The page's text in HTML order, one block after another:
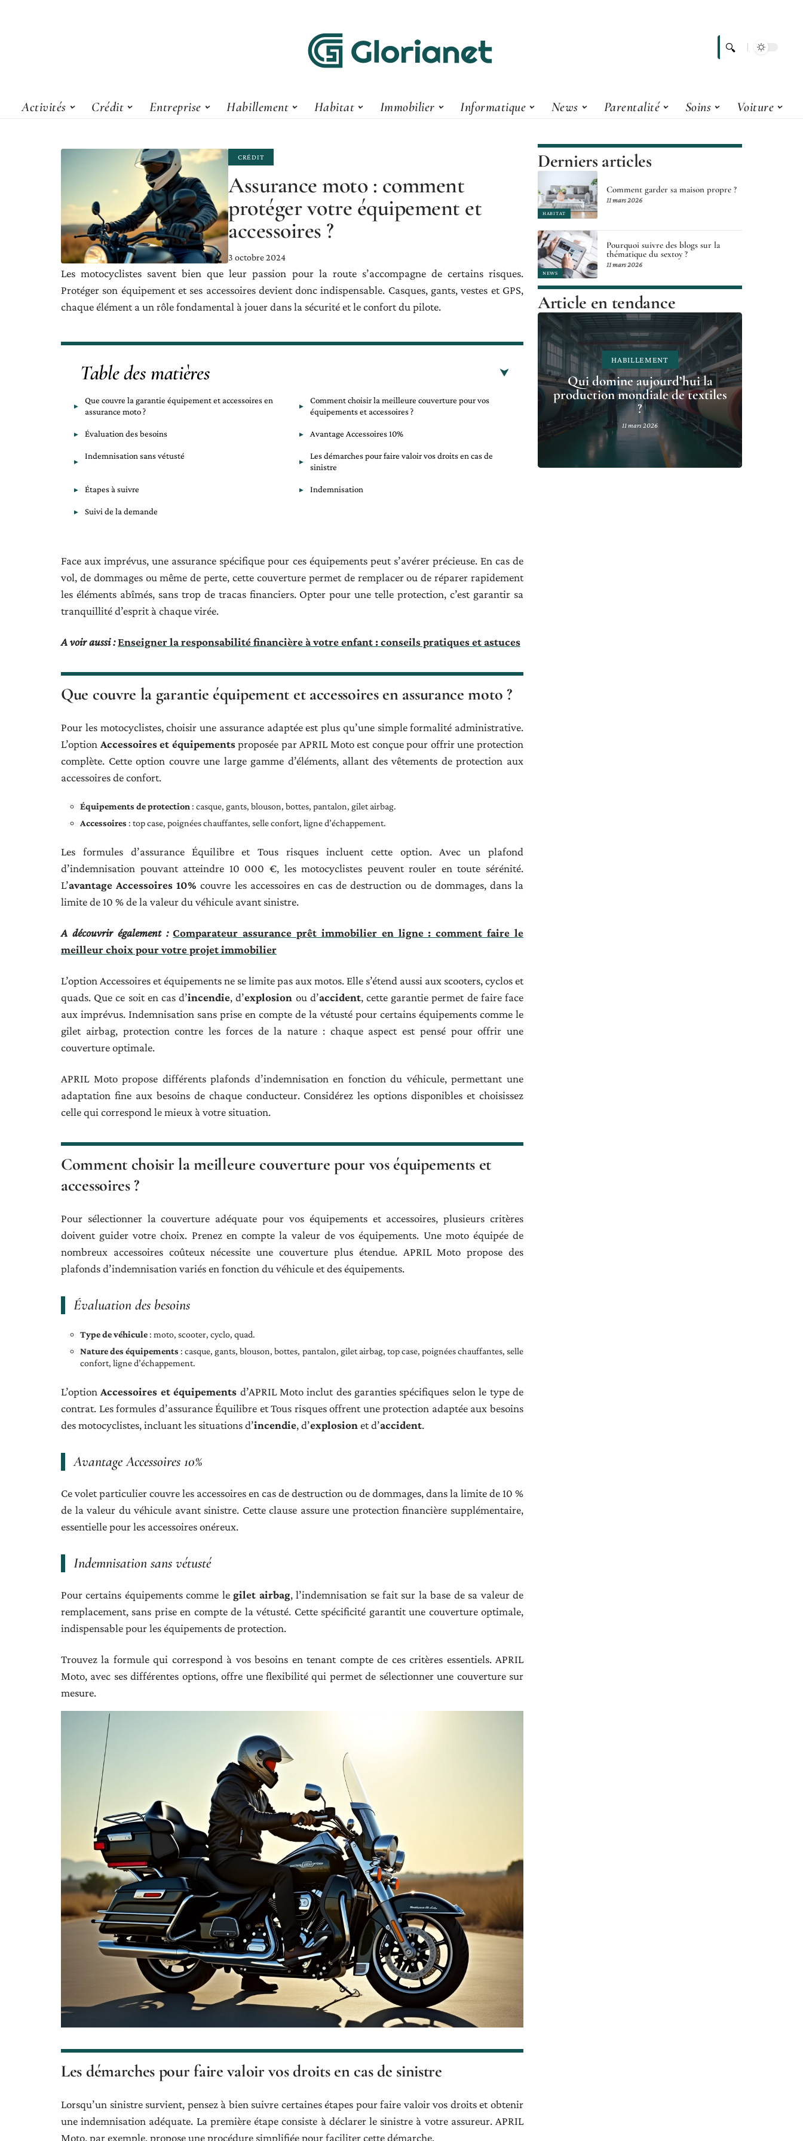
Activités Crédit Entreprise Habillement Habitat Immobilier Informatique News Parentalité Soins Voiture
CRÉDIT
Assurance moto : comment
protéger votre équipement et
accessoires ?
3 octobre 2024
Les motocyclistes savent bien que leur passion pour la route s’accompagne de certains risques.
Protéger son équipement et ses accessoires devient donc indispensable. Casques, gants, vestes et GPS,
chaque élément a un rôle fondamental à jouer dans la sécurité et le confort du pilote.
Table des matières
Que couvre la garantie équipement et accessoires en
assurance moto ?
Comment choisir la meilleure couverture pour vos
équipements et accessoires ?
Évaluation des besoins Avantage Accessoires 10%
Indemnisation sans vétusté
Les démarches pour faire valoir vos droits en cas de
sinistre
Étapes à suivre Indemnisation
Suivi de la demande
Face aux imprévus, une assurance spécifique pour ces équipements peut s’avérer précieuse. En cas de
vol, de dommages ou même de perte, cette couverture permet de remplacer ou de réparer rapidement
les éléments abîmés, sans trop de tracas financiers. Opter pour une telle protection, c’est garantir sa
tranquillité d’esprit à chaque virée.
A voir aussi :Enseigner la responsabilité financière à votre enfant : conseils pratiques et astuces
Que couvre la garantie équipement et accessoires en assurance moto ?
Pour les motocyclistes, choisir une assurance adaptée est plus qu’une simple formalité administrative.
L’option Accessoires et équipementsproposée par APRIL Moto est conçue pour offrir une protection
complète. Cette option couvre une large gamme d’éléments, allant des vêtements de protection aux
accessoires de confort.
Équipements de protection : casque, gants, blouson, bottes, pantalon, gilet airbag.
Accessoires : top case, poignées chauffantes, selle confort, ligne d’échappement.
Les formules d’assurance Équilibre et Tous risques incluent cette option. Avec un plafond
d’indemnisation pouvant atteindre 10 000 €, les motocyclistes peuvent rouler en toute sérénité.
L’avantage Accessoires 10% couvre les accessoires en cas de destruction ou de dommages, dans la
limite de 10 % de la valeur du véhicule avant sinistre.
A découvrir également : Comparateur assurance prêt immobilier en ligne : comment faire le
meilleur choix pour votre projet immobilier
L’option Accessoires et équipements ne se limite pas aux motos. Elle s’étend aussi aux scooters, cyclos et
quads. Que ce soit en cas d’incendie, d’explosion ou d’accident, cette garantie permet de faire face
aux imprévus. Indemnisation sans prise en compte de la vétusté pour certains équipements comme le
gilet airbag, protection contre les forces de la nature : chaque aspect est pensé pour offrir une
couverture optimale.
APRIL Moto propose différents plafonds d’indemnisation en fonction du véhicule, permettant une
adaptation fine aux besoins de chaque conducteur. Considérez les options disponibles et choisissez
celle qui correspond le mieux à votre situation.
Comment choisir la meilleure couverture pour vos équipements et
accessoires ?
Pour sélectionner la couverture adéquate pour vos équipements et accessoires, plusieurs critères
doivent guider votre choix. Prenez en compte la valeur de vos équipements. Une moto équipée de
nombreux accessoires coûteux nécessite une couverture plus étendue. APRIL Moto propose des
plafonds d’indemnisation variés en fonction du véhicule et des équipements.
Évaluation des besoins
Type de véhicule : moto, scooter, cyclo, quad.
Nature des équipements : casque, gants, blouson, bottes, pantalon, gilet airbag, top case, poignées chauffantes, selle
confort, ligne d’échappement.
L’optionAccessoires et équipements d’APRIL Moto inclut des garanties spécifiques selon le type de
contrat. Les formules d’assurance Équilibre et Tous risques offrent une protection adaptée aux besoins
des motocyclistes, incluant les situations d’incendie, d’explosion et d’accident.
Avantage Accessoires 10%
Ce volet particulier couvre les accessoires en cas de destruction ou de dommages, dans la limite de 10 %
de la valeur du véhicule avant sinistre. Cette clause assure une protection financière supplémentaire,
essentielle pour les accessoires onéreux.
Indemnisation sans vétusté
Pour certains équipements comme legilet airbag, l’indemnisation se fait sur la base de sa valeur de
remplacement, sans prise en compte de la vétusté. Cette spécificité garantit une couverture optimale,
indispensable pour les équipements de protection.
Trouvez la formule qui correspond à vos besoins en tenant compte de ces critères essentiels. APRIL
Moto, avec ses différentes options, offre une flexibilité qui permet de sélectionner une couverture sur
mesure.
Les démarches pour faire valoir vos droits en cas de sinistre
Lorsqu’un sinistre survient, pensez à bien suivre certaines étapes pour faire valoir vos droits et obtenir
une indemnisation adéquate. La première étape consiste à déclarer le sinistre à votre assureur. APRIL
Moto, par exemple, propose une procédure simplifiée pour faciliter cette démarche.
Derniers articles
HABITAT
Comment garder sa maison propre ?
11 mars 2026
NEWS
Pourquoi suivre des blogs sur la
thématique du sextoy ?
11 mars 2026
Article en tendance
HABILLEMENT
Qui domine aujourd’hui la
production mondiale de textiles
?
11 mars 2026